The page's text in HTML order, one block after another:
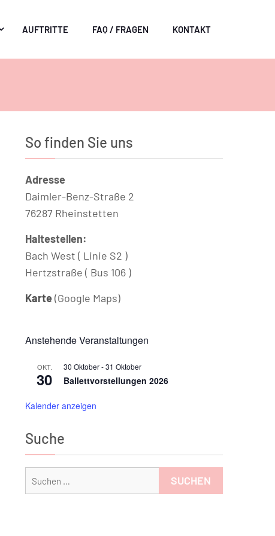
AUFTRITTE FAQ / FRAGEN KONTAKT
So finden Sie uns
Adresse
Daimler-Benz-Straße 2
76287 Rheinstetten
Haltestellen:
Bach West ( Linie S2 )
Hertzstraße ( Bus 106 )
Karte(Google Maps)
Anstehende Veranstaltungen
OKT.
30
30 Oktober-31 Oktober
Ballettvorstellungen 2026
Kalender anzeigen
Suche